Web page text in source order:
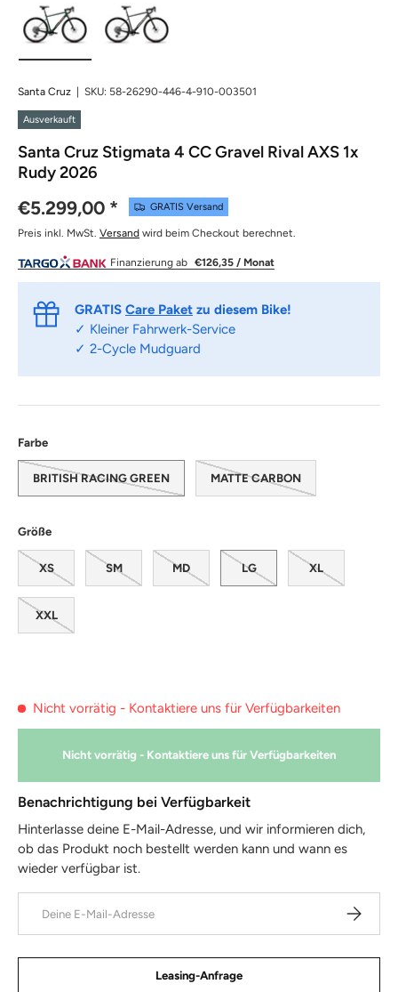
Santa Cruz | SKU: 58-26290-446-4-910-003501
Ausverkauft
Santa Cruz Stigmata 4 CC Gravel Rival AXS 1x
Rudy 2026
€5.299,00 * GRATIS Versand
Preis inkl. MwSt. Versand wird beim Checkout berechnet.
Finanzierung ab €126,35 / Monat
GRATIS Care Paket zu diesem Bike!
✓ Kleiner Fahrwerk-Service
✓ 2-Cycle Mudguard
Farbe
BRITISH RACING GREEN MATTE CARBON
Größe
XS SM MD LG XL
XXL
Nicht vorrätig - Kontaktiere uns für Verfügbarkeiten
Nicht vorrätig - Kontaktiere uns für Verfügbarkeiten
Benachrichtigung bei Verfügbarkeit
Hinterlasse deine E-Mail-Adresse, und wir informieren dich,
ob das Produkt noch bestellt werden kann und wann es
wieder verfügbar ist.
Leasing-Anfrage